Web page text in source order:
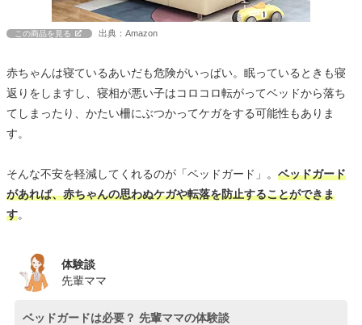
この商品を見る 出典：Amazon
赤ちゃんは寝ているあいだも危険がいっぱい。眠っているときも寝
返りをしますし、寝相が悪い子はコロコロ転がってベッドから落ち
てしまったり、かたい柵にぶつかってケガをする可能性もありま
す。
そんな不安を軽減してくれるのが「ベッドガード」。 ベッドガード
があれば、赤ちゃんの思わぬケガや転落を防止することができま
す。
体験談
先輩ママ
ベッドガードは必要？ 先輩ママの体験談